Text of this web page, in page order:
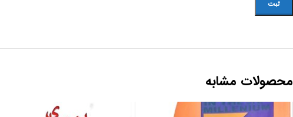
محصولات مشابه